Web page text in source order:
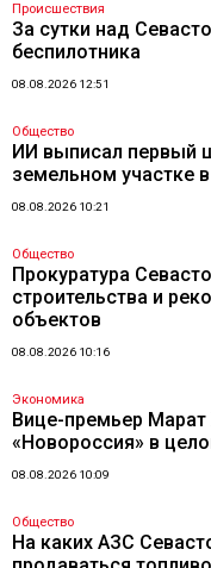
Происшествия
За сутки над
беспилотника
08.08.2026 12:51
Общество
ИИ выписал первый
земельном участке
08.08.2026 10:21
Общество
Прокуратура
строительства и
объектов
08.08.2026 10:16
Экономика
Вице-премьер Марат
«Новороссия» в
08.08.2026 10:09
Общество
На каких АЗС